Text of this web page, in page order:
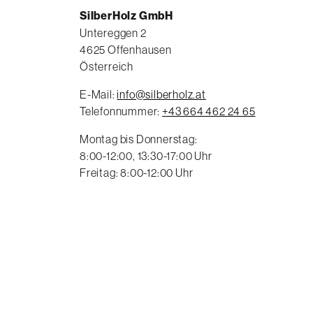
SilberHolz GmbH
Untereggen 2
4625 Offenhausen
Österreich
E-Mail: email
info@silberholz.at
Telefonnummer: voice
+43 664 462 24 65
Montag bis Donnerstag:
8:00-12:00, 13:30-17:00 Uhr
Freitag: 8:00-12:00 Uhr